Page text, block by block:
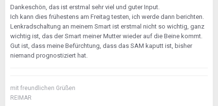
Dankeschön, das ist erstmal sehr viel und guter Input.
Ich kann dies frühestens am Freitag testen, ich werde dann berichten.
Lenkradschaltung an meinem Smart ist erstmal nicht so wichtig, ganz
wichtig ist, das der Smart meiner Mutter wieder auf die Beine kommt.
Gut ist, dass meine Befürchtung, dass das SAM kaputt ist, bisher
niemand prognostiziert hat.
mit freundlichen Grüßen
REIMAR